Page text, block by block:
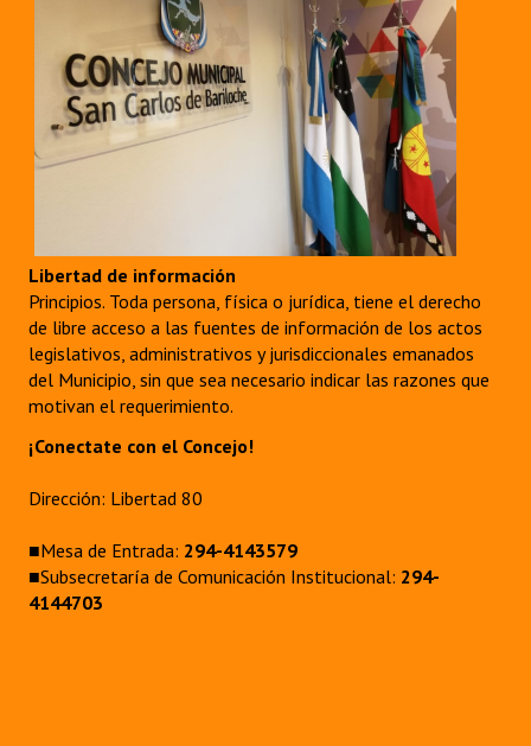
Libertad de información
Principios. Toda persona, física o jurídica, tiene el derecho
de libre acceso a las fuentes de información de los actos
legislativos, administrativos y jurisdiccionales emanados
del Municipio, sin que sea necesario indicar las razones que
motivan el requerimiento.
¡Conectate con el Concejo!
Dirección: Libertad 80
■Mesa de Entrada: 294-4143579
■Subsecretaría de Comunicación Institucional: 294-
4144703